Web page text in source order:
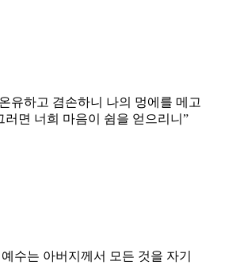
유하고 겸손하니 나의 멍에를 메고
러면 너희 마음이 쉼을 얻으리니 ”
수는 아버지께서 모든 것을 자기